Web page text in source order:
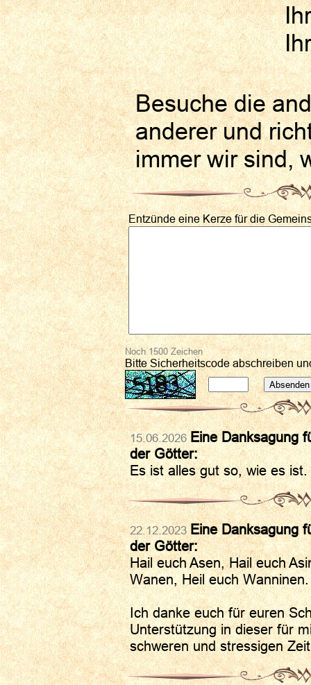
Besuche die
anderer und
immer wir sind,
Entzünde eine Kerze für die
Noch1500Zeichen
Bitte Sicherheitscode abschreiben
15.06.2026 Eine Danksagung
der Götter:
Es ist alles gut so, wie es
22.12.2023Eine Danksagung
der Götter:
Hail euch Asen, Hail euch
Wanen, Heil euch Wanninen.
Ich danke euch für euren
Unterstützung in dieser für
schweren und stressigen